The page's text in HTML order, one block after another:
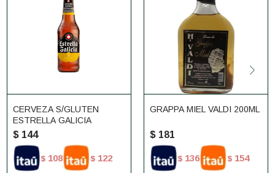
CERVEZA S/GLUTEN
ESTRELLA GALICIA
$ 144
$ 108 $ 122
GRAPPA MIEL VALDI 200ML
$ 181
$ 136 $ 154